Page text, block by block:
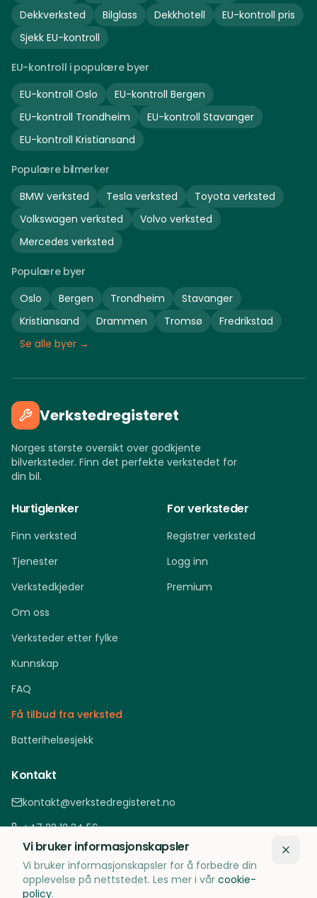
Dekkverksted
Bilglass Dekkhotell
EU-kontroll pris
Sjekk EU-kontroll
EU-kontroll i populære byer
EU-kontroll Oslo EU-kontroll Bergen
EU-kontroll Trondheim EU-kontroll Stavanger
EU-kontroll Kristiansand
Populære bilmerker
BMW verksted Tesla verksted Toyota verksted
Volkswagen verksted Volvo verksted
Mercedes verksted
Populære byer
Oslo
Bergen Trondheim
Stavanger
Kristiansand
Drammen Tromsø
Fredrikstad
Se alle byer →
Verkstedregisteret
Norges største oversikt over godkjente
bilverksteder. Finn det perfekte verkstedet for
din bil.
Hurtiglenker
Finn verksted
Tjenester
Verkstedkjeder
Om oss
Verksteder etter fylke
Kunnskap
FAQ
Få tilbud fra verksted
Batterihelsesjekk
For verksteder
Registrer verksted
Logg inn
Premium
Kontakt
kontakt@verkstedregisteret.no
+47 22 12 34 56
Oslo, Norge
Vi bruker informasjonskapsler
Vi bruker informasjonskapsler for å forbedre din
opplevelse på nettstedet. Les mer i vår cookie-
policy.